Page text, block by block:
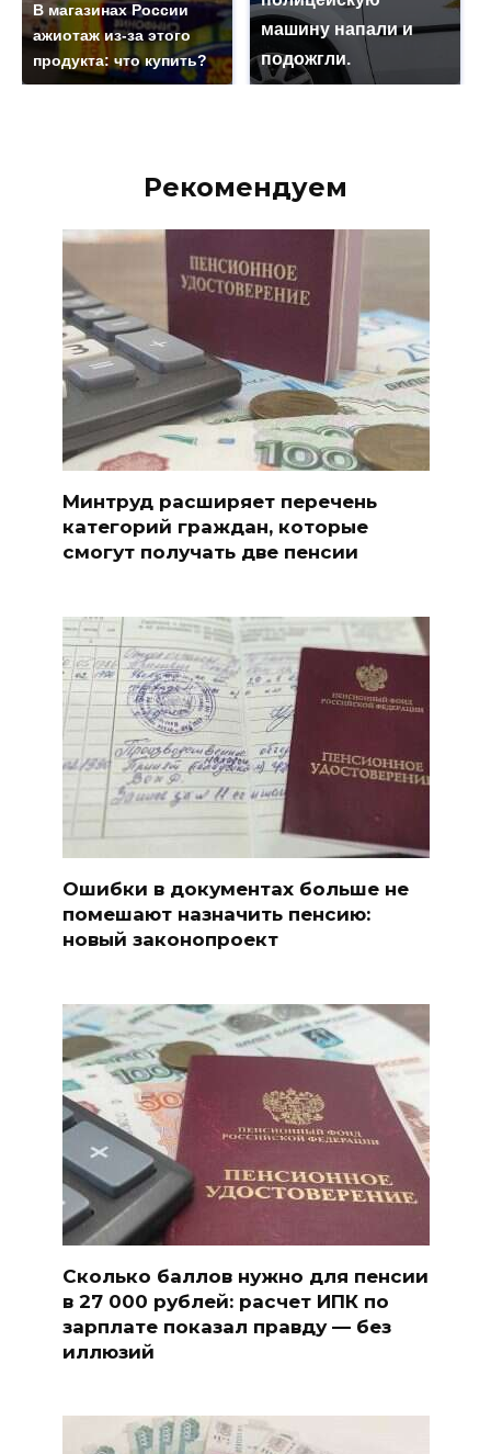
В магазинах России
ажиотаж из-за этого
продукта: что купить?
машину напали и
подожгли.
Рекомендуем
Минтруд расширяет перечень
категорий граждан, которые
смогут получать две пенсии
Ошибки в документах больше не
помешают назначить пенсию:
новый законопроект
Сколько баллов нужно для пенсии
в 27 000 рублей: расчет ИПК по
зарплате показал правду — без
иллюзий